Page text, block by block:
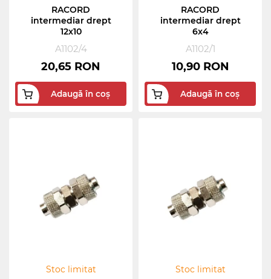
RACORD
intermediar drept
12x10
A1102/4
20,65 RON
Adaugă în coș
RACORD
intermediar drept
6x4
A1102/1
10,90 RON
Adaugă în coș
Stoc limitat
Stoc limitat